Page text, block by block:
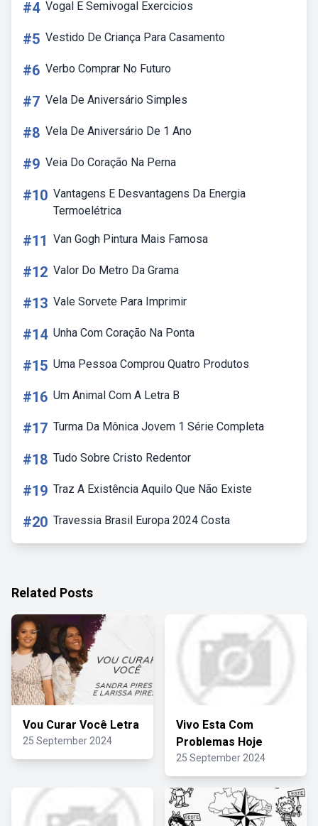
#4 Vogal E Semivogal Exercicios
#5 Vestido De Criança Para Casamento
#6 Verbo Comprar No Futuro
#7 Vela De Aniversário Simples
#8 Vela De Aniversário De 1 Ano
#9 Veia Do Coração Na Perna
#10 Vantagens E Desvantagens Da Energia
Termoelétrica
#11 Van Gogh Pintura Mais Famosa
#12 Valor Do Metro Da Grama
#13 Vale Sorvete Para Imprimir
#14 Unha Com Coração Na Ponta
#15 Uma Pessoa Comprou Quatro Produtos
#16 Um Animal Com A Letra B
#17 Turma Da Mônica Jovem 1 Série Completa
#18 Tudo Sobre Cristo Redentor
#19 Traz A Existência Aquilo Que Não Existe
#20 Travessia Brasil Europa 2024 Costa
Related Posts
Vou Curar Você Letra
25 September 2024
Vivo Esta Com
Problemas Hoje
25 September 2024